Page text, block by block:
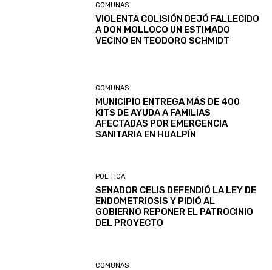
COMUNAS
VIOLENTA COLISIÓN DEJÓ FALLECIDO
A DON MOLLOCO UN ESTIMADO
VECINO EN TEODORO SCHMIDT
COMUNAS
MUNICIPIO ENTREGA MÁS DE 400
KITS DE AYUDA A FAMILIAS
AFECTADAS POR EMERGENCIA
SANITARIA EN HUALPÍN
POLITICA
SENADOR CELIS DEFENDIÓ LA LEY DE
ENDOMETRIOSIS Y PIDIÓ AL
GOBIERNO REPONER EL PATROCINIO
DEL PROYECTO
COMUNAS